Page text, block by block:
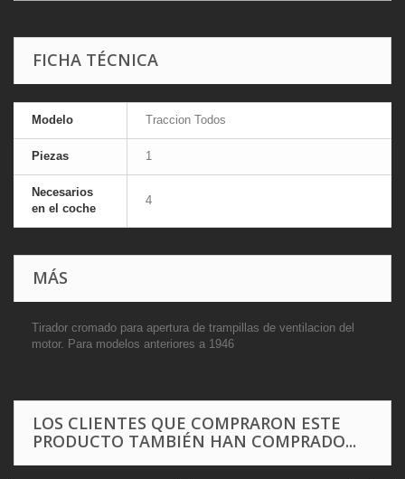
FICHA TÉCNICA
Modelo Traccion Todos
Piezas 1
Necesarios
en el coche
4
MÁS
Tirador cromado para apertura de trampillas de ventilacion del
motor. Para modelos anteriores a 1946
LOS CLIENTES QUE COMPRARON ESTE
PRODUCTO TAMBIÉN HAN COMPRADO...